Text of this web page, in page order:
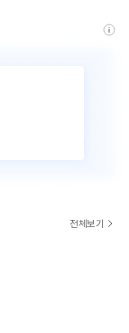
전체보기